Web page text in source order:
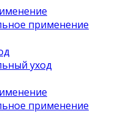
применение
уход
применение